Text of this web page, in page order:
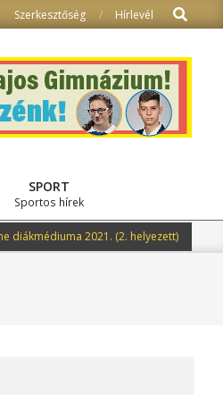
Szerkesztőség Hírlevél Search
SPORT
Sportos hírek
diákmédiuma 2021. (2. helyezett)